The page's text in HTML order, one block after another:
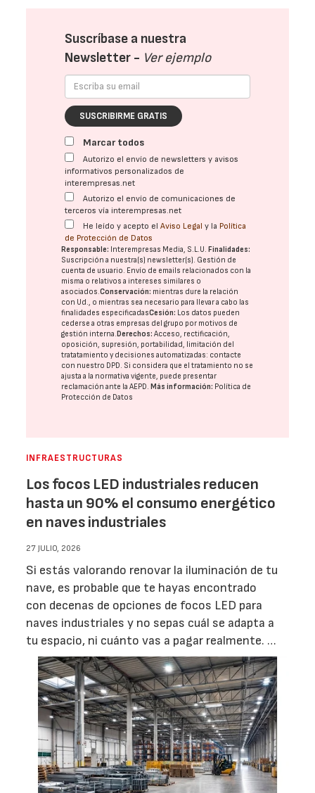
Suscríbase a nuestra
Newsletter - Ver ejemplo
SUSCRIBIRME GRATIS
Marcar todos
Autorizo el envío de newsletters y avisos
informativos personalizados de
interempresas.net
Autorizo el envío de comunicaciones de
terceros vía interempresas.net
He leído y acepto elAviso Legal y la Política
de Protección de Datos
Responsable: Interempresas Media, S.L.U.Finalidades:
Suscripción a nuestra(s) newsletter(s). Gestión de
cuenta de usuario. Envío de emails relacionados con la
misma o relativos a intereses similares o
asociados.Conservación: mientras dure la relación
con Ud., o mientras sea necesario para llevar a cabo las
finalidades especificadasCesión: Los datos pueden
cederse a otras empresas del grupo por motivos de
gestión interna.Derechos: Acceso, rectificación,
oposición, supresión, portabilidad, limitación del
tratatamiento y decisiones automatizadas: contacte
con nuestro DPD. Si considera que el tratamiento no se
ajusta a la normativa vigente, puede presentar
reclamación ante laAEPD.Más información: Política de
Protección de Datos
INFRAESTRUCTURAS
Los focos LED industriales reducen
hasta un 90% el consumo energético
en naves industriales
27 JULIO, 2026
Si estás valorando renovar la iluminación de tu
nave, es probable que te hayas encontrado
con decenas de opciones de focos LED para
naves industriales y no sepas cuál se adapta a
tu espacio, ni cuánto vas a pagar realmente. …